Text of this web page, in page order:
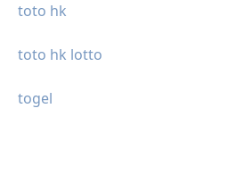
toto hk
toto hk lotto
togel